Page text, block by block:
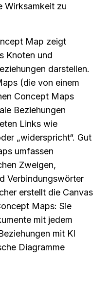
Wirksamkeit zu
Map zeigt
Knoten und
darstellen.
(die von einem
Concept Maps
Beziehungen
Links wie
„widerspricht“. Gut
umfassen
Zweigen,
Verbindungswörter
erstellt die Canvas
Maps: Sie
mit jedem
mit KI
Diagramme